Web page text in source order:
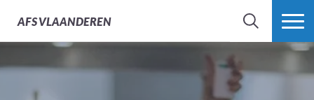
AFSVLAANDEREN
ZOEK MEER